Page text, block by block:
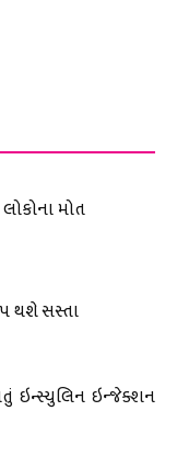
મોત
થશે સસ્તા
ઇન્સ્યુલિન ઇન્જેક્શન